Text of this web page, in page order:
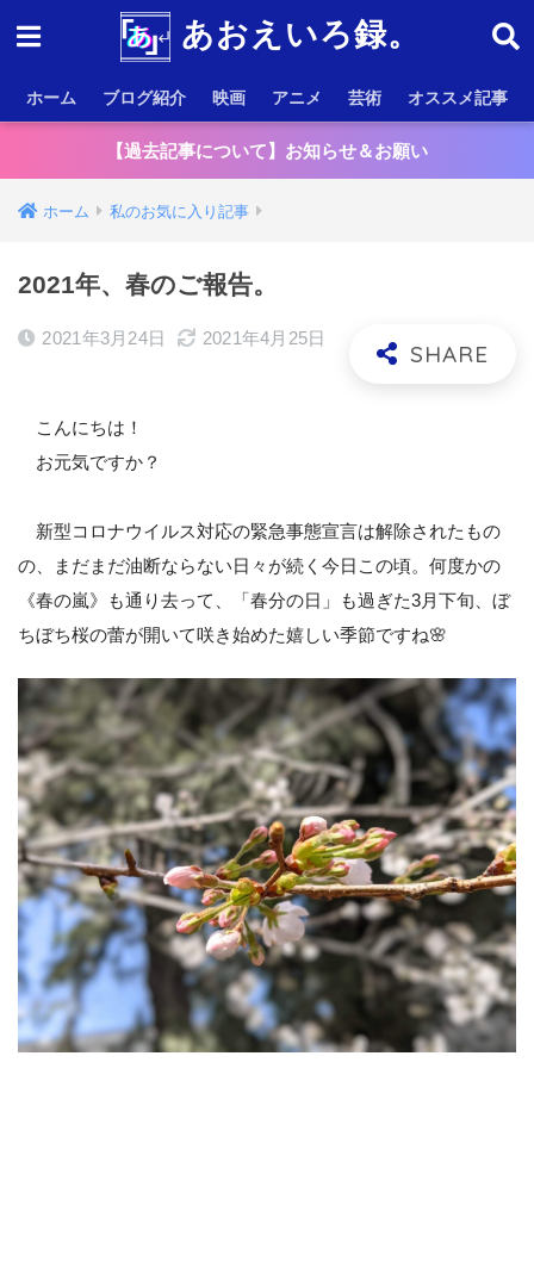
あおえいろ録。
ホーム ブログ紹介 映画 アニメ 芸術 オススメ記事
【過去記事について】お知らせ＆お願い
ホーム 私のお気に入り記事
2021年、春のご報告。
2021年3月24日 2021年4月25日
こんにちは！
お元気ですか？
新型コロナウイルス対応の緊急事態宣言は解除されたもの
の、まだまだ油断ならない日々が続く今日この頃。何度かの
《春の嵐》も通り去って、「春分の日」も過ぎた3月下旬、ぼ
ちぼち桜の蕾が開いて咲き始めた嬉しい季節ですね🌸